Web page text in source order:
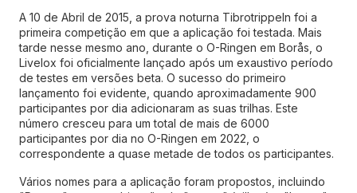
A 10 de Abril de 2015, a prova noturna Tibrotrippeln foi a
primeira competição em que a aplicação foi testada. Mais
tarde nesse mesmo ano, durante o O-Ringen em Borås, o
Livelox foi oficialmente lançado após um exaustivo período
de testes em versões beta. O sucesso do primeiro
lançamento foi evidente, quando aproximadamente 900
participantes por dia adicionaram as suas trilhas. Este
número cresceu para um total de mais de 6000
participantes por dia no O-Ringen em 2022, o
correspondente a quase metade de todos os participantes.
Vários nomes para a aplicação foram propostos, incluindo